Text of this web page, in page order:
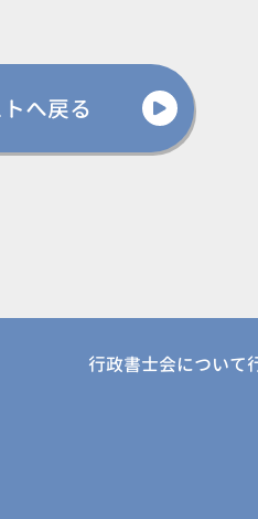
へ戻る
行政書士会について